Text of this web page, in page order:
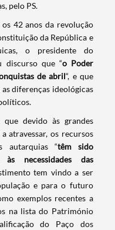
pelo PS.
42 anos da revolução
da República e
o presidente do
discurso que “o Poder
de abril“, e que
diferenças ideológicas
devido às grandes
atravessar, os recursos
autarquias “têm sido
necessidades das
tem vindo a ser
e para o futuro
exemplos recentes a
na lista do Património
do Paço dos